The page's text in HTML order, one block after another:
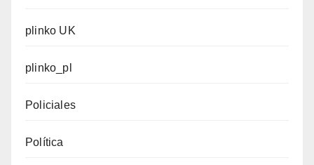
plinko UK
plinko_pl
Policiales
Política